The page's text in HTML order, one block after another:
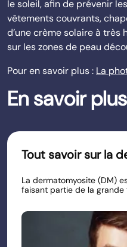
le soleil, afin de prévenir
vêtements couvrants,
d’une crème solaire à
sur les zones de peau
Pour en savoir plus : La
En savoir plus
Tout savoir sur la
La dermatomyosite (DM)
faisant partie de la grande